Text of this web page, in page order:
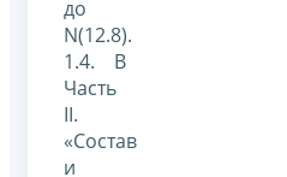
до
N(12.8).
1.4. В
Часть
II.
«Состав
и